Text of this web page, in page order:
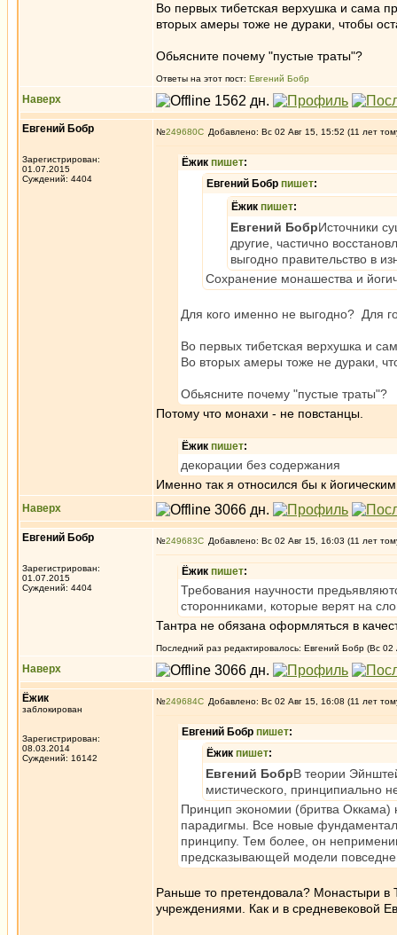
Во первых тибетская верхушка и сама
вторых амеры тоже не дураки, чтобы
Обьясните почему "пустые траты"?
Ответы на этот пост: Евгений Бобр
Наверх
Евгений Бобр
Зарегистрирован:
01.07.2015
Суждений: 4404
№249680 Добавлено: Вс 02 Авг 15, 15:52 (11 лет
Ёжик пишет:
Евгений Бобр пишет:
Ёжик пишет:
Евгений БобрИсточники
другие, частично
выгодно правительство в
Сохранение монашества и
Для кого именно не выгодно? Для
Во первых тибетская верхушка и
Во вторых амеры тоже не дураки,
Обьясните почему "пустые траты"?
Потому что монахи - не повстанцы.
Ёжик пишет:
декорации без содержания
Именно так я относился бы к
Наверх
Евгений Бобр
Зарегистрирован:
01.07.2015
Суждений: 4404
№249683 Добавлено: Вс 02 Авг 15, 16:03 (11 лет
Ёжик пишет:
Требования научности
сторонниками, которые верят на
Тантра не обязана оформляться в
Последний раз редактировалось: Евгений Бобр (Вс 02
Наверх
Ёжик
заблокирован
Зарегистрирован:
08.03.2014
Суждений: 16142
№249684 Добавлено: Вс 02 Авг 15, 16:08 (11 лет
Евгений Бобр пишет:
Ёжик пишет:
Евгений БобрВ теории
мистического, принципиально
Принцип экономии (бритва Оккама)
парадигмы. Все новые
принципу. Тем более, он
предсказывающей модели
Раньше то претендовала? Монастыри в
учреждениями. Как и в средневековой